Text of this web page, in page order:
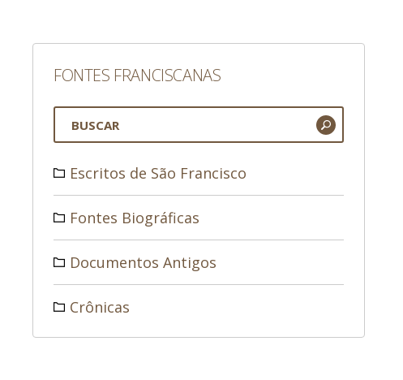
FONTES FRANCISCANAS
Escritos de São Francisco
Fontes Biográficas
Documentos Antigos
Crônicas